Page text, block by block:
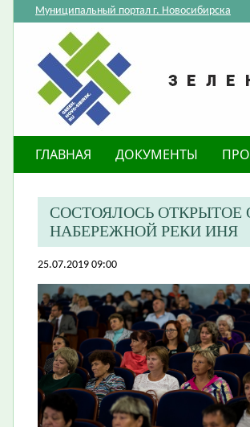
Муниципальный портал г. Новосибирска
ГЛАВНАЯ ДОКУМЕНТЫ
СОСТОЯЛОСЬ
НАБЕРЕЖНОЙ РЕКИ ИНЯ
25.07.2019 09:00